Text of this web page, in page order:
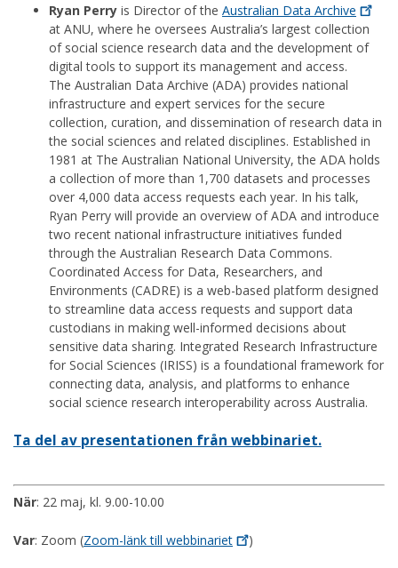
Ryan Perry is Director of the Australian Data Archive
at ANU, where he oversees Australia’s largest collection
of social science research data and the development of
digital tools to support its management and access.
The Australian Data Archive (ADA) provides national
infrastructure and expert services for the secure
collection, curation, and dissemination of research data in
the social sciences and related disciplines. Established in
1981 at The Australian National University, the ADA holds
a collection of more than 1,700 datasets and processes
over 4,000 data access requests each year. In his talk,
Ryan Perry will provide an overview of ADA and introduce
two recent national infrastructure initiatives funded
through the Australian Research Data Commons.
Coordinated Access for Data, Researchers, and
Environments (CADRE) is a web-based platform designed
to streamline data access requests and support data
custodians in making well-informed decisions about
sensitive data sharing. Integrated Research Infrastructure
for Social Sciences (IRISS) is a foundational framework for
connecting data, analysis, and platforms to enhance
social science research interoperability across Australia.
Ta del av presentationen från webbinariet.
När: 22 maj, kl. 9.00-10.00
Var: Zoom (Zoom-länk till webbinariet )